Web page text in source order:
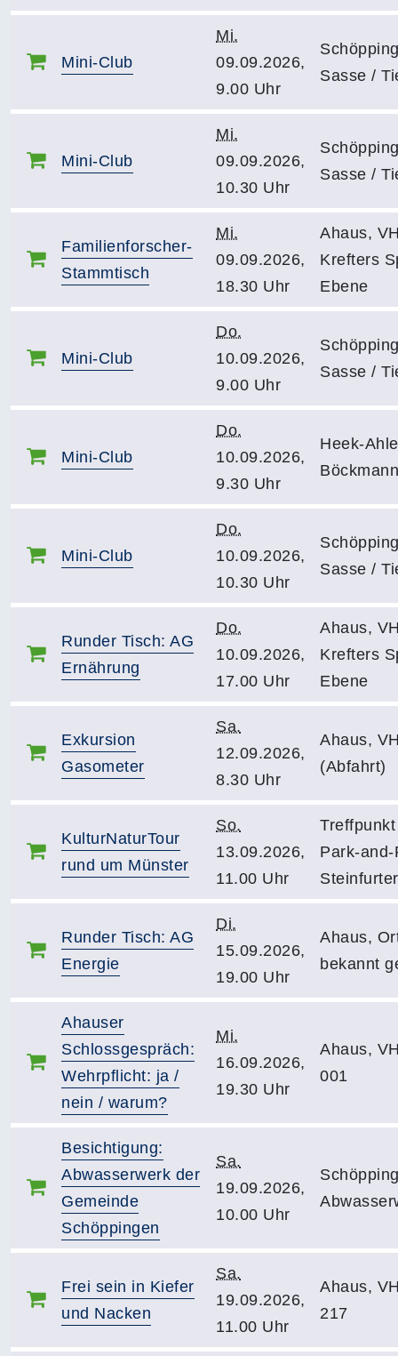
Mini-Club
Mi.
09.09.2026,
9.00 Uhr
Sasse /
Mini-Club
Mi.
09.09.2026,
10.30 Uhr
Sasse /
Familienforscher-
Stammtisch
Mi.
09.09.2026,
18.30 Uhr
Ahaus,
Krefters
Ebene
Mini-Club
Do.
10.09.2026,
9.00 Uhr
Sasse /
Mini-Club
Do.
10.09.2026,
9.30 Uhr
Heek-
Mini-Club
Do.
10.09.2026,
10.30 Uhr
Sasse /
Runder Tisch: AG
Ernährung
Do.
10.09.2026,
17.00 Uhr
Ahaus,
Krefters
Ebene
Exkursion
Gasometer
Sa.
12.09.2026,
8.30 Uhr
Ahaus,
(Abfahrt)
KulturNaturTour
rund um Münster
So.
13.09.2026,
11.00 Uhr
Park-
Runder Tisch: AG
Energie
Di.
15.09.2026,
19.00 Uhr
Ahaus,
bekannt
Ahauser
Schlossgespräch:
Wehrpflicht: ja /
nein / warum?
Mi.
16.09.2026,
19.30 Uhr
Ahaus,
001
Besichtigung:
Abwasserwerk der
Gemeinde
Schöppingen
Sa.
19.09.2026,
10.00 Uhr
Frei sein in Kiefer
und Nacken
Sa.
19.09.2026,
11.00 Uhr
Ahaus,
217